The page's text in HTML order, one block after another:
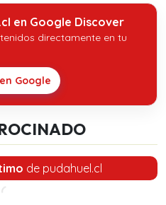
en Google Discover
directamente en tu
Google
de pudahuel.cl